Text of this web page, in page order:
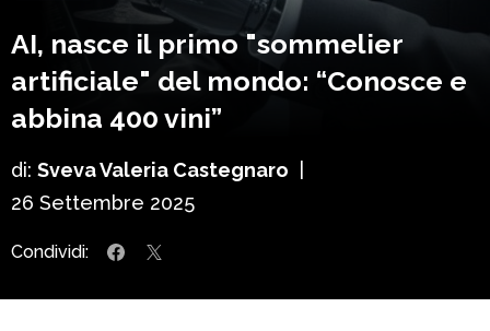
AI, nasce il primo "sommelier
artificiale" del mondo: “Conosce e
abbina 400 vini”
di: Sveva Valeria Castegnaro
26 Settembre 2025
Condividi: